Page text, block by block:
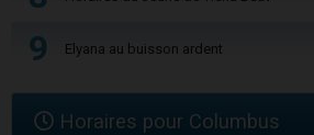
9 Elyana au buisson ardent
Horaires pour Columbus